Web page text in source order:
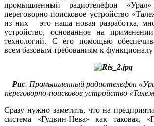
промышленный радиотелефон
переговорно-поисковое устройство
из них – это наша новая разработка,
устройство, основанное на
технологий. С его помощью
всем базовым требованиям к
Рис. Промышленный радиотелефон
переговорно-поисковое устройство
Сразу нужно заметить, что на
система «Гудвин-Нева» как таковая,